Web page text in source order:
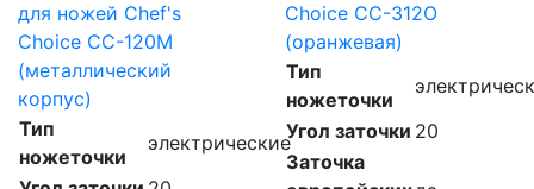
для ножей Chef's
Choice CC-120M
(металлический
корпус)
Тип
ножеточки
электрические
Choice CC-312O
(оранжевая)
Тип
ножеточки
Угол заточки 20
Заточка